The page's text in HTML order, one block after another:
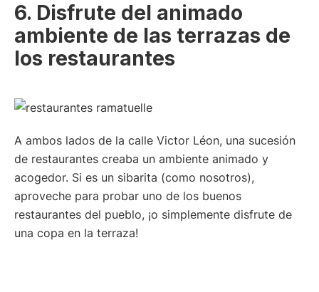
6. Disfrute del animado
ambiente de las terrazas de
los restaurantes
A ambos lados de la calle Victor Léon, una sucesión
de restaurantes creaba un ambiente animado y
acogedor. Si es un sibarita (como nosotros),
aproveche para probar uno de los buenos
restaurantes del pueblo, ¡o simplemente disfrute de
una copa en la terraza!